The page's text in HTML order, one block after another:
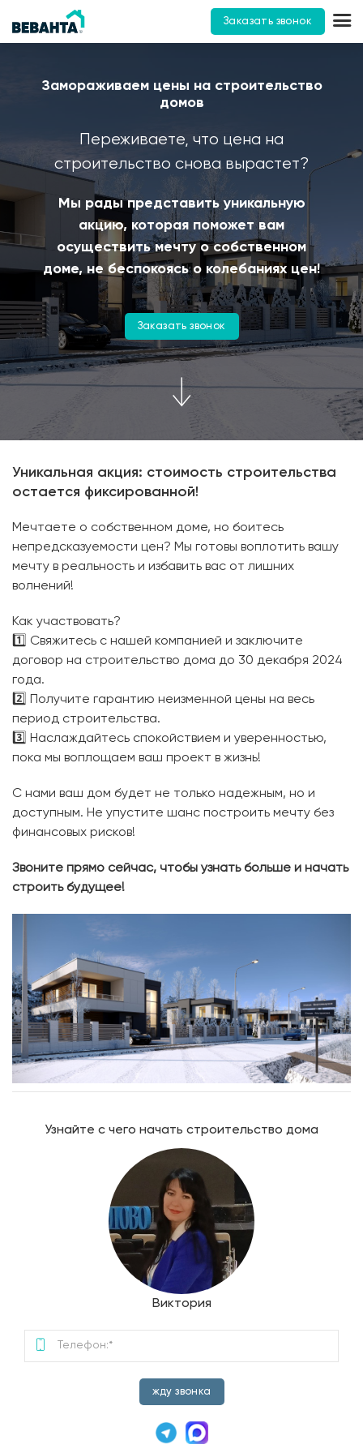
Заказать звонок
Замораживаем цены на строительство
домов
Переживаете, что цена на
строительство снова вырастет?
Мы рады представить уникальную
акцию, которая поможет вам
осуществить мечту о собственном
доме, не беспокоясь о колебаниях цен!
Заказать звонок
Уникальная акция: стоимость строительства
остается фиксированной!
Мечтаете о собственном доме, но боитесь
непредсказуемости цен? Мы готовы воплотить вашу
мечту в реальность и избавить вас от лишних
волнений!
Как участвовать?
1️⃣ Свяжитесь с нашей компанией и заключите
договор на строительство дома до 30 декабря 2024
года.
2️⃣ Получите гарантию неизменной цены на весь
период строительства.
3️⃣ Наслаждайтесь спокойствием и уверенностью,
пока мы воплощаем ваш проект в жизнь!
С нами ваш дом будет не только надежным, но и
доступным. Не упустите шанс построить мечту без
финансовых рисков!
Звоните прямо сейчас, чтобы узнать больше и начать
строить будущее!
Узнайте с чего начать строительство дома
Виктория
жду звонка